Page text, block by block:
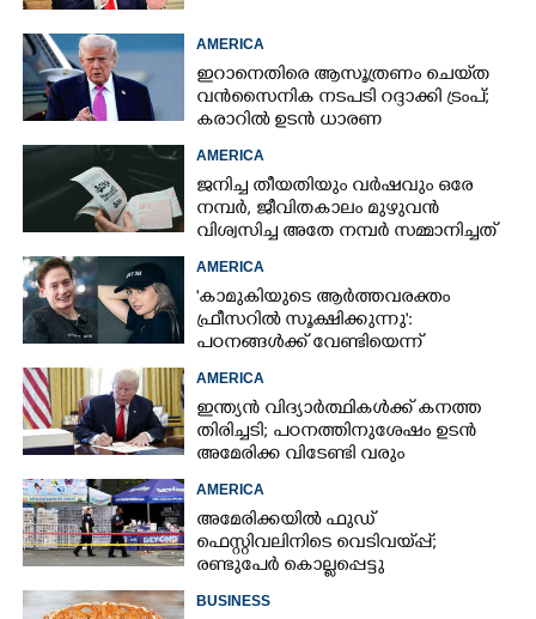
AMERICA
ഇറാനെതിരെ ആസൂത്രണം ചെയ്‌ത
വൻസൈനിക നടപടി റദ്ദാക്കി ട്രംപ്;
കരാറിൽ ഉടൻ ധാരണ
AMERICA
ജനിച്ച തീയതിയും വർഷവും ഒരേ
നമ്പർ, ജീവിതകാലം മുഴുവൻ
വിശ്വസിച്ച അതേ നമ്പർ സമ്മാനിച്ചത്
AMERICA
'കാമുകിയുടെ ആർത്തവരക്തം
ഫ്രീസറിൽ സൂക്ഷിക്കുന്നു':
പഠനങ്ങൾക്ക് വേണ്ടിയെന്ന്
ജോൺസന്റെ പോസ്റ്റ്
AMERICA
ഇന്ത്യൻ വിദ്യാർത്ഥികൾക്ക് കനത്ത
തിരിച്ചടി; പഠനത്തിനുശേഷം ഉടൻ
അമേരിക്ക വിടേണ്ടി വരും
AMERICA
അമേരിക്കയിൽ ഫുഡ്
ഫെസ്റ്റിവലിനിടെ വെടിവയ്‌പ്പ്;
രണ്ടുപേർ കൊല്ലപ്പെട്ടു
BUSINESS